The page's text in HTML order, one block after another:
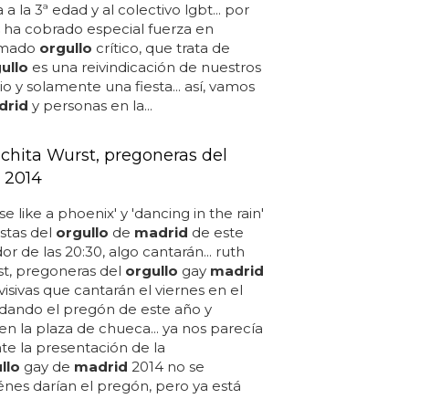
a la 3ª edad y al colectivo lgbt... por
cobrado especial fuerza en
orgullo crítico, que trata de
es una reivindicación de nuestros
y solamente una fiesta... así, vamos
y personas en la...
Wurst, pregoneras del
like a phoenix' y 'dancing in the rain'
del orgullo de madrid de este
de las 20:30, algo cantarán... ruth
pregoneras del orgullo gay madrid
que cantarán el viernes en el
el pregón de este año y
la plaza de chueca... ya nos parecía
la presentación de la
gay de madrid 2014 no se
darían el pregón, pero ya está